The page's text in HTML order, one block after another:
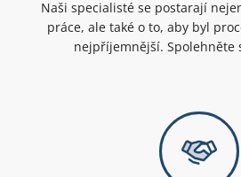
Naši specialisté se postarají
práce, ale také o to, aby byl
nejpříjemnější. Spolehněte